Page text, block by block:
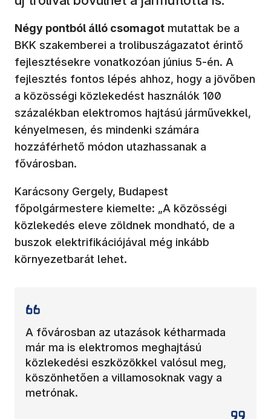
Négy pontból álló csomagot mutattak be a
BKK szakemberei a trolibuszágazatot érintő
fejlesztésekre vonatkozóan június 5-én. A
fejlesztés fontos lépés ahhoz, hogy a jövőben
a közösségi közlekedést használók 100
százalékban elektromos hajtású járművekkel,
kényelmesen, és mindenki számára
hozzáférhető módon utazhassanak a
fővárosban.
Karácsony Gergely, Budapest
főpolgármestere kiemelte: „A közösségi
közlekedés eleve zöldnek mondható, de a
buszok elektrifikációjával még inkább
környezetbarát lehet.
A fővárosban az utazások kétharmada
már ma is elektromos meghajtású
közlekedési eszközökkel valósul meg,
köszönhetően a villamosoknak vagy a
metrónak.